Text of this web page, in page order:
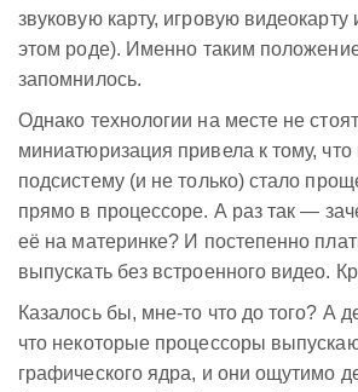
звуковую карту, игровую видеокарту
этом роде). Именно таким
запомнилось.
Однако технологии на месте не
миниатюризация привела к тому,
подсистему (и не только) стало
прямо в процессоре. А раз так —
её на материнке? И постепенно
выпускать без встроенного видео.
Казалось бы, мне-то что до того? А
что некоторые процессоры
графического ядра, и они ощутимо